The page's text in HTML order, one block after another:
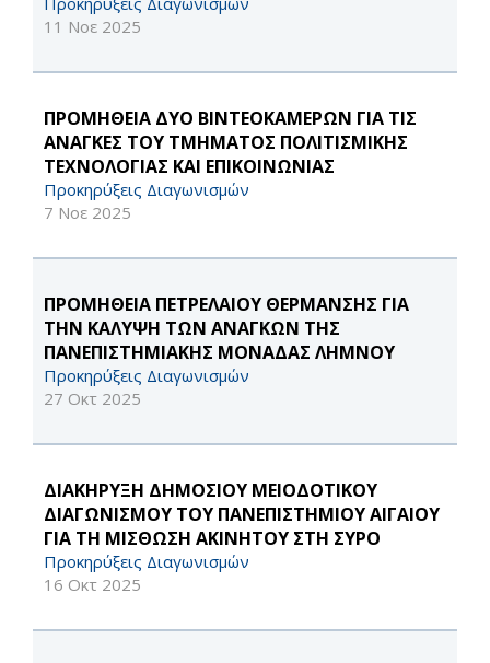
11 Νοε 2025
ΠΡΟΜΗΘΕΙΑ ΔΥΟ ΒΙΝΤΕΟΚΑΜΕΡΩΝ ΓΙΑ ΤΙΣ
ΑΝΑΓΚΕΣ ΤΟΥ ΤΜΗΜΑΤΟΣ ΠΟΛΙΤΙΣΜΙΚΗΣ
ΤΕΧΝΟΛΟΓΙΑΣ ΚΑΙ ΕΠΙΚΟΙΝΩΝΙΑΣ
Προκηρύξεις Διαγωνισμών
7 Νοε 2025
ΠΡΟΜΗΘΕΙΑ ΠΕΤΡΕΛΑΙΟΥ ΘΕΡΜΑΝΣΗΣ ΓΙΑ
ΤΗΝ ΚΑΛΥΨΗ ΤΩΝ ΑΝΑΓΚΩΝ ΤΗΣ
ΠΑΝΕΠΙΣΤΗΜΙΑΚΗΣ ΜΟΝΑΔΑΣ ΛΗΜΝΟΥ
Προκηρύξεις Διαγωνισμών
27 Οκτ 2025
ΔΙΑΚΗΡΥΞΗ ΔΗΜΟΣΙΟΥ ΜΕΙΟΔΟΤΙΚΟΥ
ΔΙΑΓΩΝΙΣΜΟΥ ΤΟΥ ΠΑΝΕΠΙΣΤΗΜΙΟΥ ΑΙΓΑΙΟΥ
ΓΙΑ ΤΗ ΜΙΣΘΩΣΗ ΑΚΙΝΗΤOY ΣΤΗ ΣΥΡΟ
Προκηρύξεις Διαγωνισμών
16 Οκτ 2025